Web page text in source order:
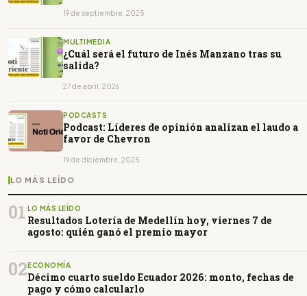
19 de septiembre, 2025
MULTIMEDIA
¿Cuál será el futuro de Inés Manzano tras su
salida?
27 de abril, 2026
PODCASTS
Podcast: Líderes de opinión analizan el laudo a
favor de Chevron
19 de diciembre, 2025
LO MÁS LEÍDO
01 LO MÁS LEÍDO
Resultados Lotería de Medellín hoy, viernes 7 de
agosto: quién ganó el premio mayor
02 ECONOMÍA
Décimo cuarto sueldo Ecuador 2026: monto, fechas de
pago y cómo calcularlo